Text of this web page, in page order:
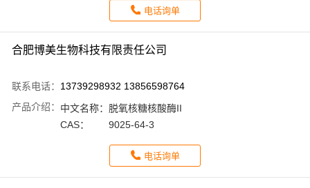
电话询单
合肥博美生物科技有限责任公司
联系电话： 13739298932 13856598764
产品介绍： 中文名称： 脱氧核糖核酸酶II
CAS：
9025-64-3
电话询单